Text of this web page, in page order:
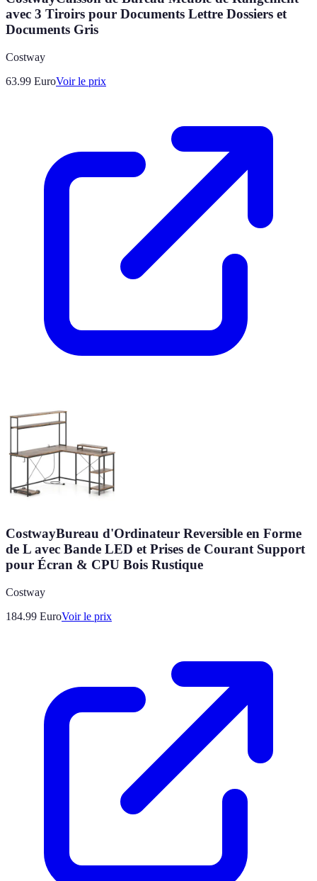
avec 3 Tiroirs pour Documents Lettre Dossiers et
Documents Gris
Costway
63.99 EuroVoir le prix
CostwayBureau d'Ordinateur Reversible en Forme
de L avec Bande LED et Prises de Courant Support
pour Écran & CPU Bois Rustique
Costway
184.99 EuroVoir le prix